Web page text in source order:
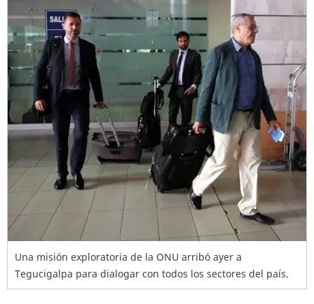
Una misión exploratoria de la ONU arribó ayer a
Tegucigalpa para dialogar con todos los sectores del país.